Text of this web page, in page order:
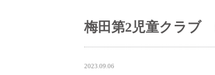
梅田第2児童クラブ
2023.09.06